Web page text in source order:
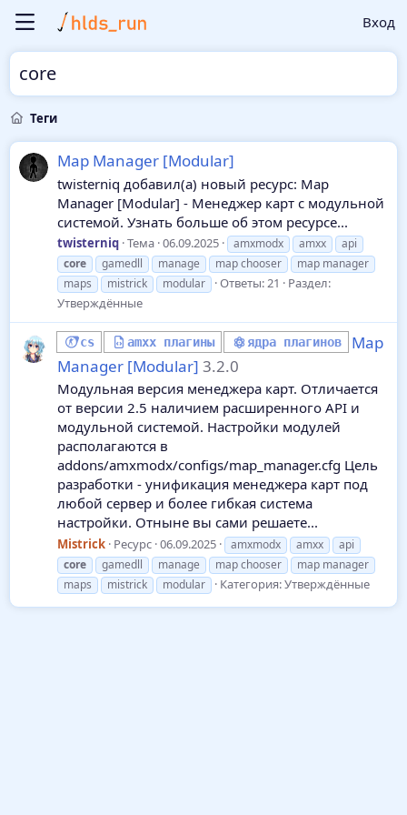
Вход
core
Теги
Map Manager [Modular]
twisterniq добавил(а) новый ресурс: Map
Manager [Modular] - Менеджер карт с модульной
системой. Узнать больше об этом ресурсе...
twisterniq Тема 06.09.2025 amxmodx amxx
api
core
gamedll manage map chooser
map manager
maps
mistrick modular Ответы: 21
Раздел:
Утверждённые
cs amxx плагины ядра плагинов
Map
Manager [Modular] 3.2.0
Модульная версия менеджера карт. Отличается
от версии 2.5 наличием расширенного API и
модульной системой. Настройки модулей
располагаются в
addons/amxmodx/configs/map_manager.cfg Цель
разработки - унификация менеджера карт под
любой сервер и более гибкая система
настройки. Отныне вы сами решаете...
Mistrick Ресурс 06.09.2025 amxmodx amxx
api
core
gamedll manage map chooser
map manager
maps
mistrick modular Категория:Утверждённые